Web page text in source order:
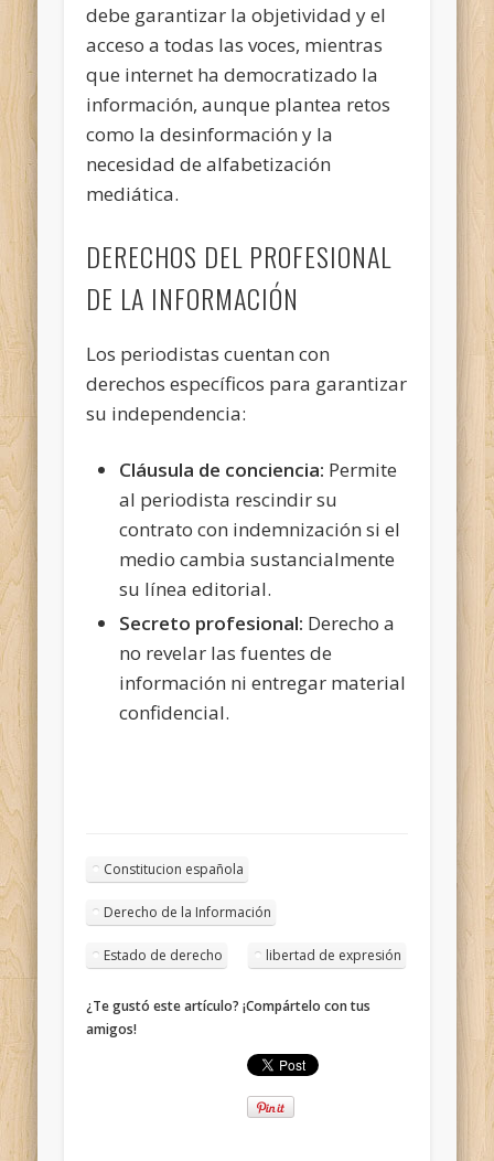
debe garantizar la objetividad y el
acceso a todas las voces, mientras
que internet ha democratizado la
información, aunque plantea retos
como la desinformación y la
necesidad de alfabetización
mediática.
DERECHOS DEL PROFESIONAL
DE LA INFORMACIÓN
Los periodistas cuentan con
derechos específicos para garantizar
su independencia:
Cláusula de conciencia: Permite
al periodista rescindir su
contrato con indemnización si el
medio cambia sustancialmente
su línea editorial.
Secreto profesional: Derecho a
no revelar las fuentes de
información ni entregar material
confidencial.
Constitucion española
Derecho de la Información
Estado de derecho libertad de expresión
¿Te gustó este artículo? ¡Compártelo con tus
amigos!